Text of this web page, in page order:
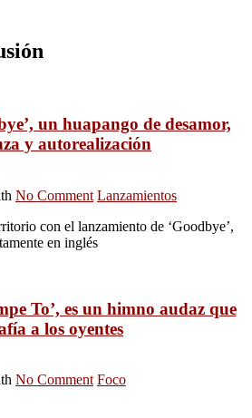
un huapango de desamor,
y autorealización
No Comment Lanzamientos
con el lanzamiento de ‘Goodbye’,
en inglés
To’, es un himno audaz que
a los oyentes
No Comment Foco